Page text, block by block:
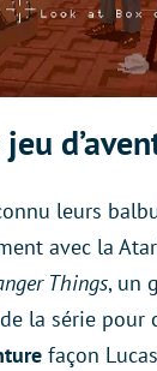
leurs
avec la
Things, un
la série pour
façon